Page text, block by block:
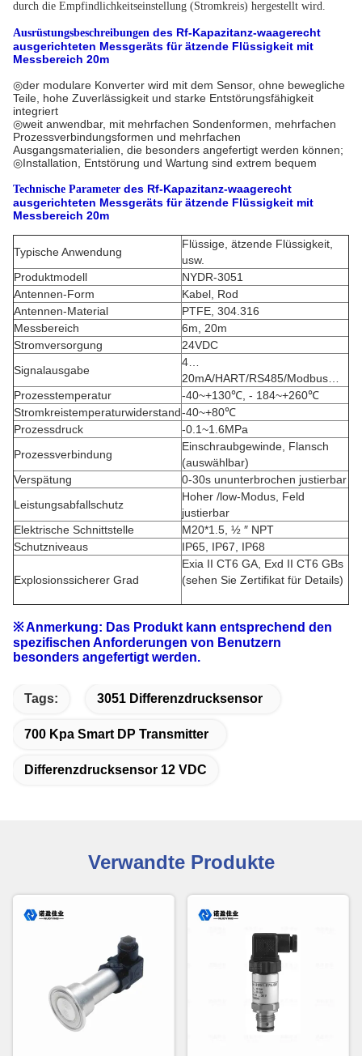
durch die Empfindlichkeitseinstellung (Stromkreis) hergestellt wird.
Ausrüstungsbeschreibungen des Rf-Kapazitanz-waagerecht
ausgerichteten Messgeräts für ätzende Flüssigkeit mit
Messbereich 20m
◎der modulare Konverter wird mit dem Sensor, ohne bewegliche
Teile, hohe Zuverlässigkeit und starke Entstörungsfähigkeit
integriert
◎weit anwendbar, mit mehrfachen Sondenformen, mehrfachen
Prozessverbindungsformen und mehrfachen
Ausgangsmaterialien, die besonders angefertigt werden können;
◎Installation, Entstörung und Wartung sind extrem bequem
Technische Parameter des Rf-Kapazitanz-waagerecht
ausgerichteten Messgeräts für ätzende Flüssigkeit mit
Messbereich 20m
Typische Anwendung
Flüssige, ätzende Flüssigkeit,
usw.
Produktmodell
NYDR-3051
Antennen-Form
Kabel, Rod
Antennen-Material
PTFE, 304.316
Messbereich
6m, 20m
Stromversorgung
24VDC
Signalausgabe
4…
20mA/HART/RS485/Modbus…
Prozesstemperatur
-40~+130℃, - 184~+260℃
Stromkreistemperaturwiderstand-40~+80℃
Prozessdruck
-0.1~1.6MPa
Prozessverbindung
Einschraubgewinde, Flansch
(auswählbar)
Verspätung
0-30s ununterbrochen justierbar
Leistungsabfallschutz
Hoher /low-Modus, Feld
justierbar
Elektrische Schnittstelle
M20*1.5, ½ ″ NPT
Schutzniveaus
IP65, IP67, IP68
Explosionssicherer Grad
Exia II CT6 GA, Exd II CT6 GBs
(sehen Sie Zertifikat für Details)
※ Anmerkung: Das Produkt kann entsprechend den
spezifischen Anforderungen von Benutzern
besonders angefertigt werden.
Tags: 3051 Differenzdrucksensor
700 Kpa Smart DP Transmitter
Differenzdrucksensor 12 VDC
Verwandte Produkte